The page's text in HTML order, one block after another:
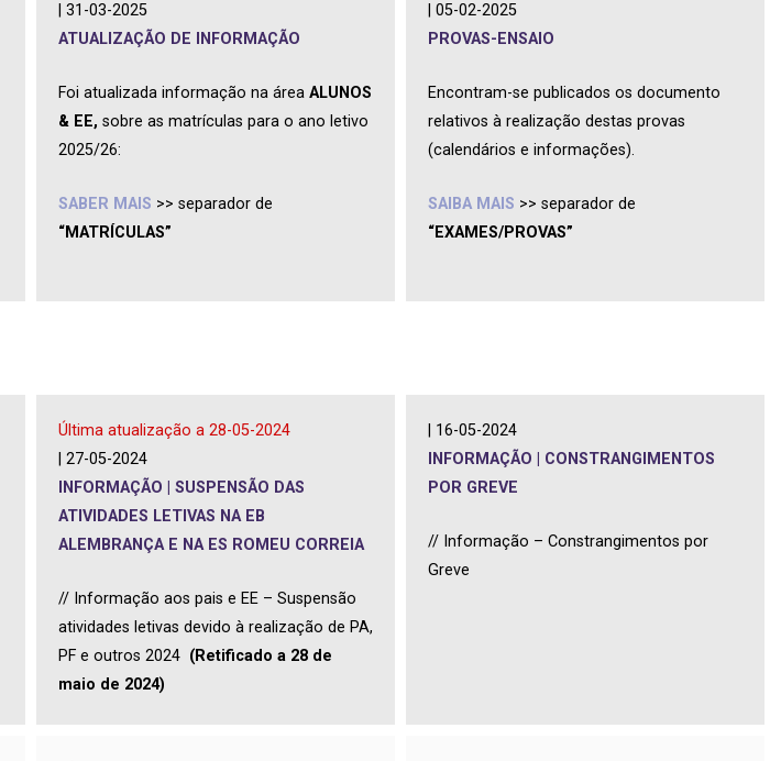
| 31-03-2025
ATUALIZAÇÃO DE INFORMAÇÃO
Foi atualizada informação na área ALUNOS
& EE, sobre as matrículas para o ano letivo
2025/26:
SABER MAIS >> separador de
“MATRÍCULAS”
| 05-02-2025
PROVAS-ENSAIO
Encontram-se publicados os documento
relativos à realização destas provas
(calendários e informações).
SAIBA MAIS >> separador de
“EXAMES/PROVAS”
Última atualização a 28-05-2024
| 27-05-2024
INFORMAÇÃO | SUSPENSÃO DAS
ATIVIDADES LETIVAS NA EB
ALEMBRANÇA E NA ES ROMEU CORREIA
// Informação aos pais e EE – Suspensão
atividades letivas devido à realização de PA,
PF e outros 2024 (Retificado a 28 de
maio de 2024)
| 16-05-2024
INFORMAÇÃO | CONSTRANGIMENTOS
POR GREVE
// Informação – Constrangimentos por
Greve